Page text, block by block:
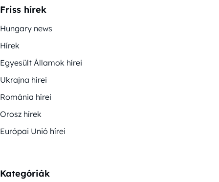
Friss hírek
Hungary news
Hírek
Egyesült Államok hírei
Ukrajna hírei
Románia hírei
Orosz hírek
Európai Unió hírei
Kategóriák